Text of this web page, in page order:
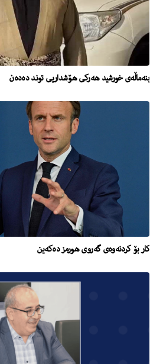
بنه‌ماڵه‌ى خورشید هه‌ركى هۆشداریی توند ده‌ده‌ن
كار بۆ كردنه‌وه‌ى گه‌روى هورمز ده‌كه‌ین